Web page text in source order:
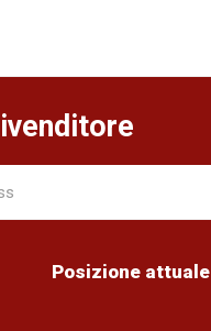
Posizione attuale